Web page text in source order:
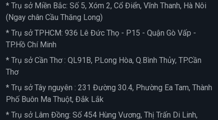
* Trụ sở Miền Bắc: Số 5, Xóm 2, Cổ Điển, Vĩnh Thanh, Hà Nôi
(Ngay chân Cầu Thăng Long)
* Trụ sở TPHCM: 936 Lê Đức Thọ - P15 - Quận Gò Vấp -
TP.Hồ Chí Minh
* Trụ sở Cần Thơ : QL91B, P.Long Hòa, Q.Bình Thủy, TP.Cần
Thơ
* Trụ sở Tây nguyên : 231 Đường 30.4, Phường Ea Tam, Thành
Phố Buôn Ma Thuột, Đắk Lắk
* Trụ sở Lâm Đồng: Số 454 Hùng Vương, Thị Trấn Di Linh,